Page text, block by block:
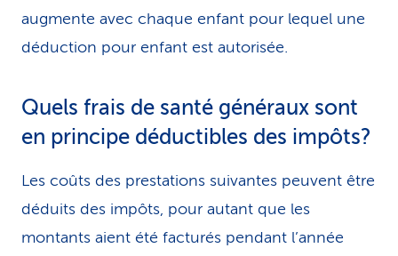
augmente avec chaque enfant pour lequel une
déduction pour enfant est autorisée.
Quels frais de santé généraux sont
en principe déductibles des impôts?
Les coûts des prestations suivantes peuvent être
déduits des impôts, pour autant que les
montants aient été facturés pendant l’année